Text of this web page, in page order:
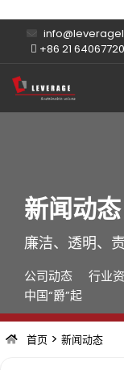
+86 21 64067720
新闻动态
廉洁、透明、
公司动态 行业
中国“爵”起
首页 > 新闻动态